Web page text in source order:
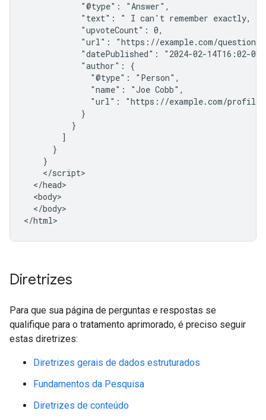
            "@type": "Answer",
"text": " I can't remember exactly,
            "upvoteCount": 0,
"url": "https://example.com/
"datePublished": "2024-02-14T16:02-
            "author": {
              "@type": "Person",
              "name": "Joe Cobb",
"url": "https://example.com/
            }
          }
        ]
      }
    }
    </script>
  </head>
  <body>
  </body>
</html>
Diretrizes
Para que sua página de perguntas e respostas se
qualifique para o tratamento aprimorado, é preciso seguir
estas diretrizes:
Diretrizes gerais de dados estruturados
Fundamentos da Pesquisa
Diretrizes de conteúdo